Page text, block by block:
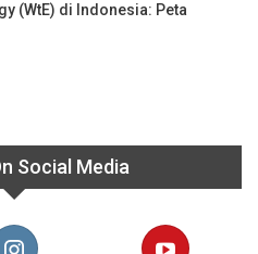
(WtE) di Indonesia: Peta
Social Media